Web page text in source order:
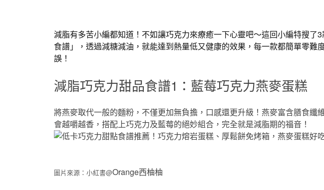
減脂有多苦小編都知道！不如讓巧克力來療癒一下心靈吧～這回小編特搜了
食譜」，透過減糖減油，就能達到熱量低又健康的效果，每一款都簡單零難
誤！
減脂巧克力甜品食譜1：藍莓巧克力燕麥蛋糕
將燕麥取代一般的麵粉，不僅更加無負擔，口感還更升級！燕麥富含膳食纖
會越嚼越香，搭配上巧克力及藍莓的絕妙組合，完全就是減脂期的福音！
圖片來源：小紅書@Orange西柚柚